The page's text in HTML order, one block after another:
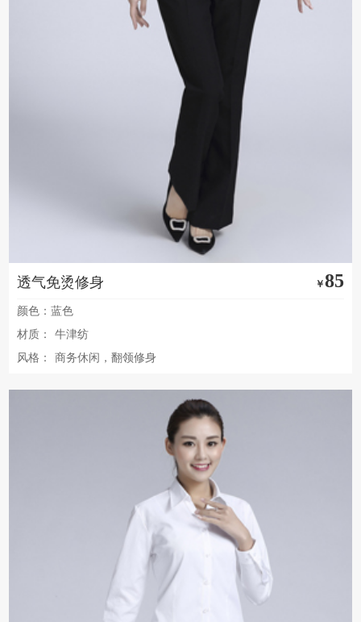
透气免烫修身 ￥85
颜色：蓝色
材质：
牛津纺
风格：
商务休闲，翻领修身